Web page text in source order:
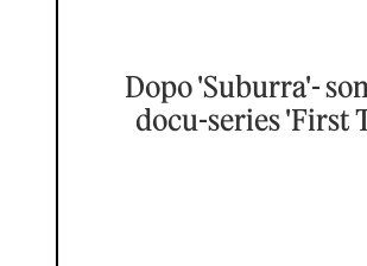
Dopo 'Suburra'-
docu-series 'First